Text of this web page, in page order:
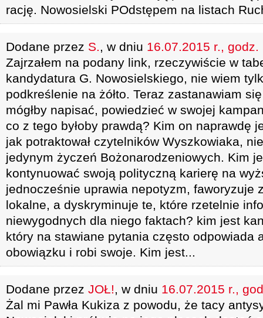
rację. Nowosielski POdstępem na listach
Dodane przez S., w dniu 16.07.2015 r., godz.
Zajrzałem na podany link, rzeczywiście w
kandydatura G. Nowosielskiego, nie wiem
podkreślenie na żółto. Teraz zastanawiam
mógłby napisać, powiedzieć w swojej
co z tego byłoby prawdą? Kim on naprawdę
jak potraktował czytelników Wyszkowiaka,
jedynym życzeń Bożonarodzeniowych. Kim
kontynuować swoją polityczną karierę na
jednocześnie uprawia nepotyzm, faworyzuje
lokalne, a dyskryminuje te, które rzetelnie
niewygodnych dla niego faktach? kim jest
który na stawiane pytania często odpowiada
obowiązku i robi swoje. Kim jest...
Dodane przez JOŁ!, w dniu 16.07.2015 r.,
Żal mi Pawła Kukiza z powodu, że tacy